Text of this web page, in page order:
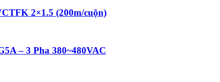
2×1.5 (200m/cuộn)
– 3 Pha 380~480VAC